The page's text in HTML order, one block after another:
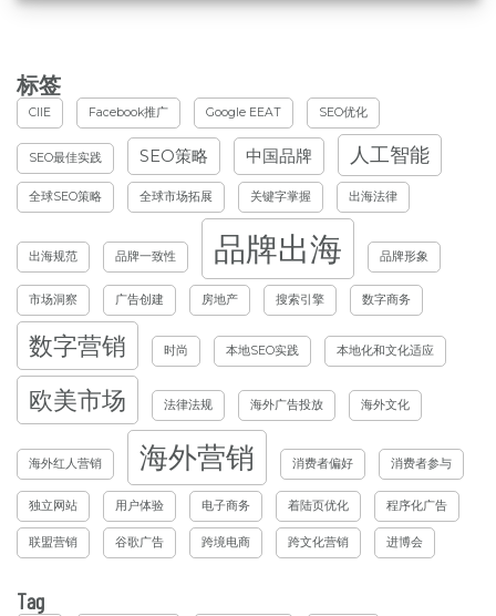
标签
CIIE Facebook推广 Google EEAT SEO优化
SEO最佳实践 SEO策略 中国品牌 人工智能
全球SEO策略 全球市场拓展 关键字掌握 出海法律
出海规范 品牌一致性 品牌出海 品牌形象
市场洞察 广告创建 房地产 搜索引擎 数字商务
数字营销 时尚 本地SEO实践 本地化和文化适应
欧美市场 法律法规 海外广告投放 海外文化
海外红人营销 海外营销 消费者偏好 消费者参与
独立网站 用户体验 电子商务 着陆页优化 程序化广告
联盟营销 谷歌广告 跨境电商 跨文化营销 进博会
Tag